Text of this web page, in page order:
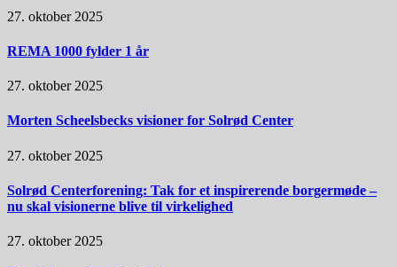
27. oktober 2025
REMA 1000 fylder 1 år
27. oktober 2025
Morten Scheelsbecks visioner for Solrød Center
27. oktober 2025
Solrød Centerforening: Tak for et inspirerende borgermøde –
nu skal visionerne blive til virkelighed
27. oktober 2025